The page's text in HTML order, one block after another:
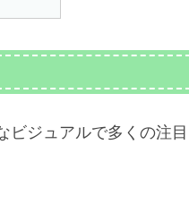
ビジュアルで多くの注目